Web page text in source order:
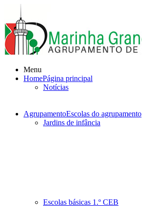
Menu
HomePágina principal
Notícias
AgrupamentoEscolas do agrupamento
Jardins de infância
Escolas básicas 1.º CEB